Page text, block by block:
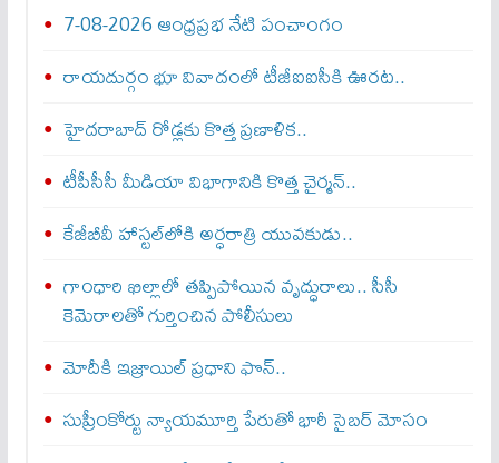
7-08-2026 ఆంధ్రప్రభ నేటి పంచాంగం
రాయదుర్గం భూ వివాదంలో టీజీఐఐసీకి ఊరట..
హైదరాబాద్ రోడ్లకు కొత్త ప్రణాళిక..
టీపీసీసీ మీడియా విభాగానికి కొత్త చైర్మన్..
కేజీబీవీ హాస్టల్‌లోకి అర్ధరాత్రి యువకుడు..
గాంధారి ఖిల్లాలో తప్పిపోయిన వృద్ధురాలు.. సీసీ
కెమెరాలతో గుర్తించిన పోలీసులు
మోదీకి ఇజ్రాయిల్ ప్ర‌ధాని ఫొన్..
సుప్రీంకోర్టు న్యాయమూర్తి పేరుతో భారీ సైబర్ మోసం